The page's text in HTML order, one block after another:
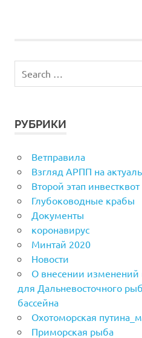
РУБРИКИ
Ветправила
Взгляд АРПП на
Второй этап инвестквот
Глубоководные крабы
Документы
коронавирус
Минтай 2020
Новости
О внесении изменений
для Дальневосточного
бассейна
Охотоморская
Приморская рыба